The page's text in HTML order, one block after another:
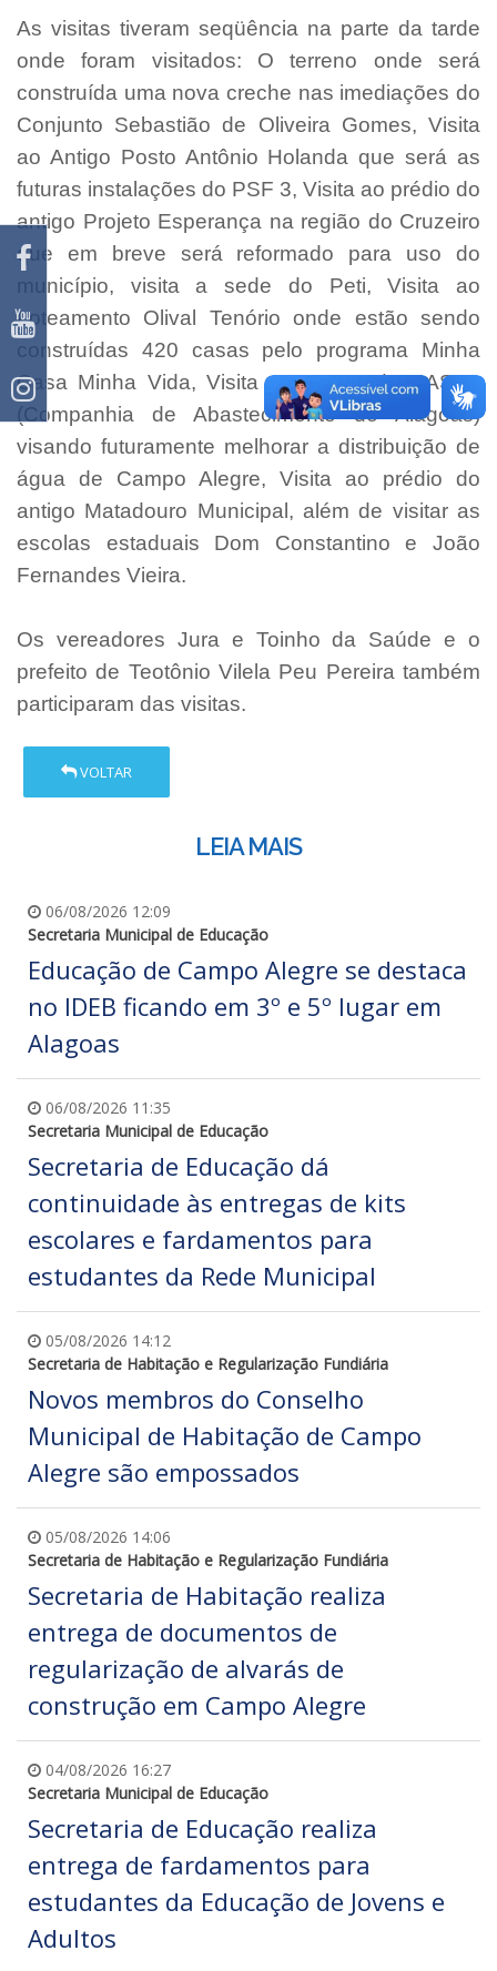
As visitas tiveram seqüência na parte da tarde
onde foram visitados: O terreno onde será
construída uma nova creche nas imediações do
Conjunto Sebastião de Oliveira Gomes, Visita
ao Antigo Posto Antônio Holanda que será as
futuras instalações do PSF 3, Visita ao prédio do
antigo Projeto Esperança na região do Cruzeiro
que em breve será reformado para uso do
município, visita a sede do Peti, Visita ao
Loteamento Olival Tenório onde estão sendo
construídas 420 casas pelo programa Minha
Casa Minha Vida, Visita a represa da CASAL
(Companhia de Abastecimento de Alagoas)
visando futuramente melhorar a distribuição de
água de Campo Alegre, Visita ao prédio do
antigo Matadouro Municipal, além de visitar as
escolas estaduais Dom Constantino e João
Fernandes Vieira.
Os vereadores Jura e Toinho da Saúde e o
prefeito de Teotônio Vilela Peu Pereira também
participaram das visitas.
VOLTAR
LEIA MAIS
06/08/2026 12:09
Secretaria Municipal de Educação
Educação de Campo Alegre se destaca
no IDEB ficando em 3º e 5º lugar em
Alagoas
06/08/2026 11:35
Secretaria Municipal de Educação
Secretaria de Educação dá
continuidade às entregas de kits
escolares e fardamentos para
estudantes da Rede Municipal
05/08/2026 14:12
Secretaria de Habitação e Regularização Fundiária
Novos membros do Conselho
Municipal de Habitação de Campo
Alegre são empossados
05/08/2026 14:06
Secretaria de Habitação e Regularização Fundiária
Secretaria de Habitação realiza
entrega de documentos de
regularização de alvarás de
construção em Campo Alegre
04/08/2026 16:27
Secretaria Municipal de Educação
Secretaria de Educação realiza
entrega de fardamentos para
estudantes da Educação de Jovens e
Adultos